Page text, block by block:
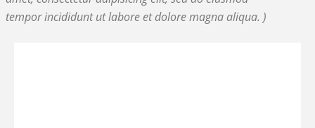
tempor incididunt ut labore et dolore magna aliqua. )